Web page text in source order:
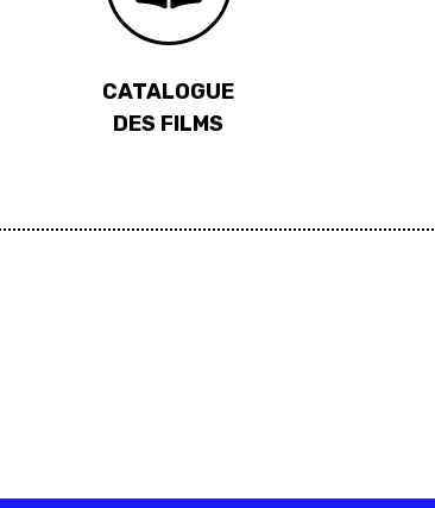
CATALOGUE
DES FILMS